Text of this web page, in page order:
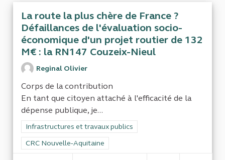
La route la plus chère de France ?
Défaillances de l'évaluation socio-
économique d'un projet routier de 132
M€ : la RN147 Couzeix-Nieul
Reginal Olivier
Corps de la contribution
En tant que citoyen attaché à l'efficacité de la
dépense publique, je...
Filtrer les résultats de la catégorie : Infrastructures et
Infrastructures et travaux publics
Filtrer les résultats pour le secteur : CRC Nouvelle-Aquitaine
CRC Nouvelle-Aquitaine